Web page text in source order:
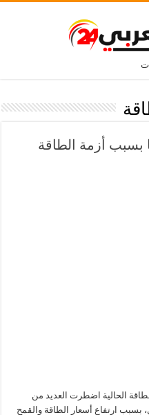
بسبب أزمة الطاقة
الحالية اضطرت العديد من
بسبب ارتفاع أسعار الطاقة والقمح